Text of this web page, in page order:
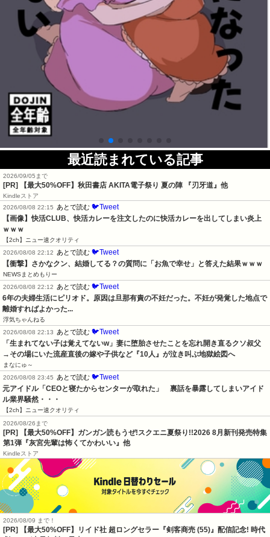
最近読まれている記事
2026/09/05まで
[PR] 【最大50%OFF】秋田書店 AKITA電子祭り 夏の陣 『刃牙道』他
Kindleストア
2026/08/08 22:15
あとで読む 🐦Tweet
【画像】快活CLUB、快活カレーを注文したのに快活カレーを出してしまい炎上
ｗｗｗ
【2ch】ニュー速クオリティ
2026/08/08 22:12
あとで読む 🐦Tweet
【衝撃】さかなクン、結婚してる？の質問に「お魚で幸せ」と答えた結果ｗｗｗ
NEWSまとめもりー
2026/08/08 22:12
あとで読む 🐦Tweet
6年の夫婦生活にピリオド。原因は旦那有責の不妊だった。不妊が発覚した地点で
離婚すればよかった...
浮気ちゃんねる
2026/08/08 22:13
あとで読む 🐦Tweet
「生まれてない子は覚えてないw」妻に堕胎させたことを忘れ開き直るクソ叔父
→その場にいた流産直後の嫁や子供など『10人』が泣き叫ぶ地獄絵図へ
まなにゅ～
2026/08/08 23:45
あとで読む 🐦Tweet
元アイドル「CEOと寝たからセンターが取れた」　裏話を暴露してしまいアイド
ル業界騒然・・・
【2ch】ニュー速クオリティ
2026/08/26まで
[PR] 【最大50%OFF】ガンガン読もうぜ!スクエニ夏祭り!!2026 8月新刊発売特集
第1弾『灰宮先輩は怖くてかわいい』他
Kindleストア
2026/08/09 まで！
[PR] 【最大50%OFF】リイド社 超ロングセラー『剣客商売 (55)』配信記念! 時代